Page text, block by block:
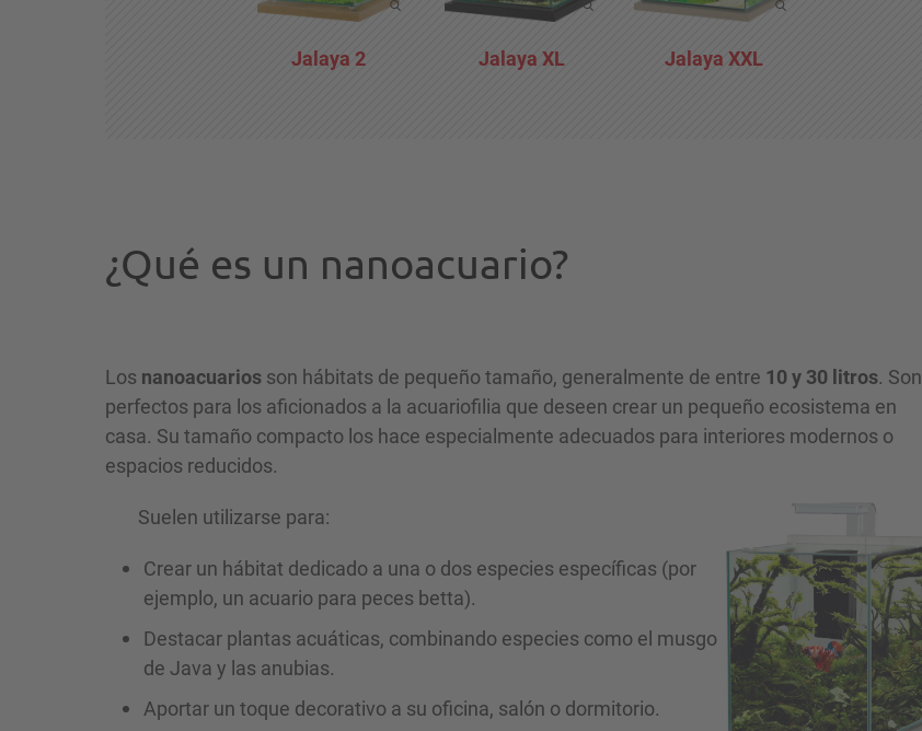
Jalaya 2 Jalaya XL Jalaya XXL
¿Qué es un nanoacuario?
Los nanoacuarios son hábitats de pequeño tamaño, generalmente de entre 10 y 30 litros. Son
perfectos para los aficionados a la acuariofilia que deseen crear un pequeño ecosistema en
casa. Su tamaño compacto los hace especialmente adecuados para interiores modernos o
espacios reducidos.
Suelen utilizarse para:
Crear un hábitat dedicado a una o dos especies específicas (por
ejemplo, un acuario para peces betta).
Destacar plantas acuáticas, combinando especies como el musgo
de Java y las anubias.
Aportar un toque decorativo a su oficina, salón o dormitorio.